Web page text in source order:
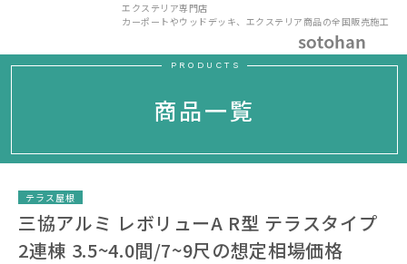
エクステリア専門店
カーポートやウッドデッキ、エクステリア商品の全国販売施工
PRODUCTS
商品一覧
テラス屋根
三協アルミ レボリューA R型 テラスタイプ
2連棟 3.5~4.0間/7~9尺の想定相場価格